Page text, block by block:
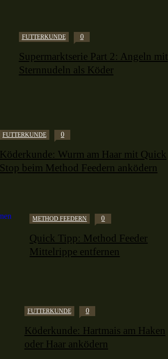
FUTTERKUNDE 0
Supermarktserie Part 2: Angeln mit
Sternnudeln als Köder
FUTTERKUNDE 0
Köderkunde: Wurm am Haar mit Quick
Stop beim Method Feedern anködern
METHOD FEEDERN 0
Quick Tipp: Method Feeder
Mittelrippe entfernen
FUTTERKUNDE 0
Köderkunde: Hartmais am Haken
oder Haar anködern